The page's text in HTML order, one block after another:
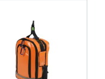
LITHUANIAN
ENGLISH TRANSLATION
ir analizuoti
apie